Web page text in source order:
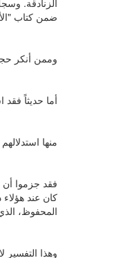
الزنادقة.
ضمن كتاب
وممن أنكر
أما حديثاً
منها
فقد جزموا أن
كان عند
المحفوظ،
وهذا